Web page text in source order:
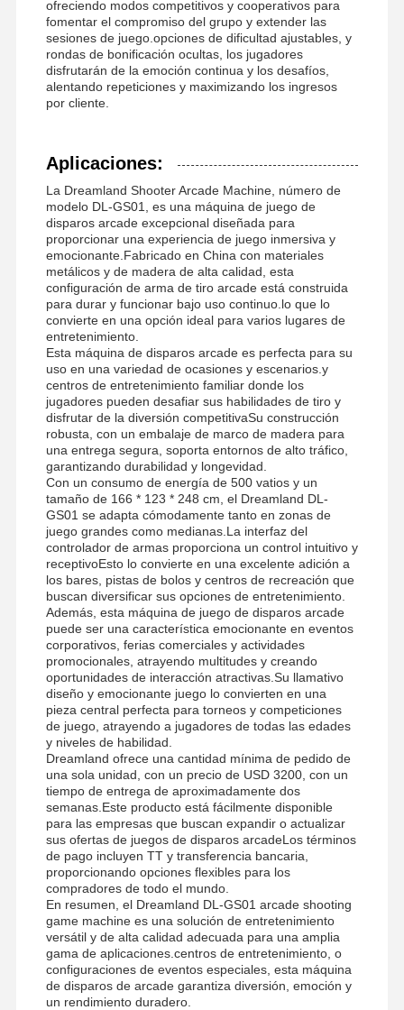
Visita A La
Fábrica
Control De
Calidad
Contacto Noticias
Todos Los
Casos
Solicitar Una
Cotización
máquina de juegos para niños
Máquina de juego de carreras de coches
máquina de juego de disparos
Máquina de juego del rescate del boleto
Máquina de juego de la garra
máquina de juego para empujar monedas
Equipo de juegos suave
Simulador de juegos de motocicleta
Simulador de VR 360
Juego de disparos de realidad virtual (VR Arcade Shooter)
Cine de VR
coche de parachoques
Simulador de carreras de autos VR
ofreciendo modos competitivos y cooperativos para
fomentar el compromiso del grupo y extender las
sesiones de juego.opciones de dificultad ajustables, y
rondas de bonificación ocultas, los jugadores
disfrutarán de la emoción continua y los desafíos,
alentando repeticiones y maximizando los ingresos
por cliente.
Aplicaciones:
La Dreamland Shooter Arcade Machine, número de
modelo DL-GS01, es una máquina de juego de
disparos arcade excepcional diseñada para
proporcionar una experiencia de juego inmersiva y
emocionante.Fabricado en China con materiales
metálicos y de madera de alta calidad, esta
configuración de arma de tiro arcade está construida
para durar y funcionar bajo uso continuo.lo que lo
convierte en una opción ideal para varios lugares de
entretenimiento.
Esta máquina de disparos arcade es perfecta para su
uso en una variedad de ocasiones y escenarios.y
centros de entretenimiento familiar donde los
jugadores pueden desafiar sus habilidades de tiro y
disfrutar de la diversión competitivaSu construcción
robusta, con un embalaje de marco de madera para
una entrega segura, soporta entornos de alto tráfico,
garantizando durabilidad y longevidad.
Con un consumo de energía de 500 vatios y un
tamaño de 166 * 123 * 248 cm, el Dreamland DL-
GS01 se adapta cómodamente tanto en zonas de
juego grandes como medianas.La interfaz del
controlador de armas proporciona un control intuitivo y
receptivoEsto lo convierte en una excelente adición a
los bares, pistas de bolos y centros de recreación que
buscan diversificar sus opciones de entretenimiento.
Además, esta máquina de juego de disparos arcade
puede ser una característica emocionante en eventos
corporativos, ferias comerciales y actividades
promocionales, atrayendo multitudes y creando
oportunidades de interacción atractivas.Su llamativo
diseño y emocionante juego lo convierten en una
pieza central perfecta para torneos y competiciones
de juego, atrayendo a jugadores de todas las edades
y niveles de habilidad.
Dreamland ofrece una cantidad mínima de pedido de
una sola unidad, con un precio de USD 3200, con un
tiempo de entrega de aproximadamente dos
semanas.Este producto está fácilmente disponible
para las empresas que buscan expandir o actualizar
sus ofertas de juegos de disparos arcadeLos términos
de pago incluyen TT y transferencia bancaria,
proporcionando opciones flexibles para los
compradores de todo el mundo.
En resumen, el Dreamland DL-GS01 arcade shooting
game machine es una solución de entretenimiento
versátil y de alta calidad adecuada para una amplia
gama de aplicaciones.centros de entretenimiento, o
configuraciones de eventos especiales, esta máquina
de disparos de arcade garantiza diversión, emoción y
un rendimiento duradero.